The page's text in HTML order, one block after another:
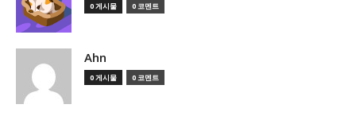
0 게시물 0 코멘트
Ahn
0 게시물 0 코멘트